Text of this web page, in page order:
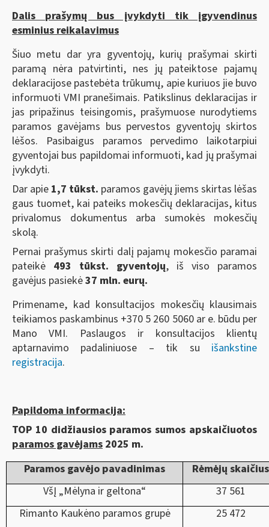
Dalis prašymų bus įvykdyti tik įgyvendinus
esminius reikalavimus
Šiuo metu dar yra gyventojų, kurių prašymai skirti
paramą nėra patvirtinti, nes jų pateiktose pajamų
deklaracijose pastebėta trūkumų, apie kuriuos jie buvo
informuoti VMI pranešimais. Patikslinus deklaracijas ir
jas pripažinus teisingomis, prašymuose nurodytiems
paramos gavėjams bus pervestos gyventojų skirtos
lėšos. Pasibaigus paramos pervedimo laikotarpiui
gyventojai bus papildomai informuoti, kad jų prašymai
įvykdyti.
Dar apie 1,7 tūkst. paramos gavėjų jiems skirtas lėšas
gaus tuomet, kai pateiks mokesčių deklaracijas, kitus
privalomus dokumentus arba sumokės mokesčių
skolą.
Pernai prašymus skirti dalį pajamų mokesčio paramai
pateikė 493 tūkst. gyventojų, iš viso paramos
gavėjus pasiekė37 mln. eurų.
Primename, kad konsultacijos mokesčių klausimais
teikiamos paskambinus +370 5 260 5060 ar e. būdu per
Mano VMI. Paslaugos ir konsultacijos klientų
aptarnavimo padaliniuose – tik su išankstine
registracija.
Papildoma informacija:
TOP 10 didžiausios paramos sumos apskaičiuotos
paramos gavėjams 2025 m.
Paramos gavėjo pavadinimas
Rėmėjų skaičius
VšĮ „Mėlyna ir geltona“
37 561
Rimanto Kaukėno paramos grupė
25 472